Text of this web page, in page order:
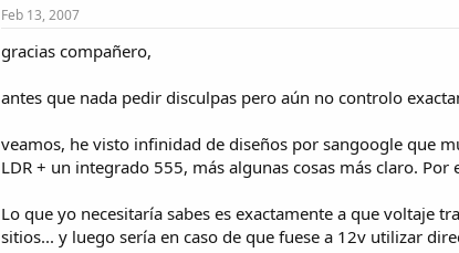
Feb 13, 2007
gracias compañero,
antes que nada pedir disculpas pero aún no controlo
veamos, he visto infinidad de diseños por sangoogle que
LDR + un integrado 555, más algunas cosas más claro.
Lo que yo necesitaría sabes es exactamente a que voltaje
sitios... y luego sería en caso de que fuese a 12v utilizar